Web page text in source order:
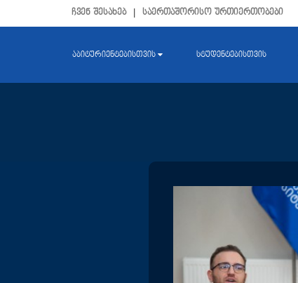
ჩვენ შესახებ საერთაშორისო ურთიერთობები
აბიტურიენტებისთვის სტუდენტებისთვის